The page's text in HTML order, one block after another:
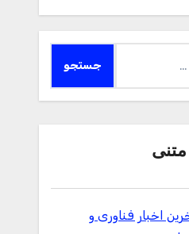
متنی
اخبار فناوری و